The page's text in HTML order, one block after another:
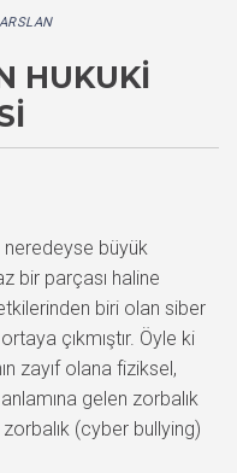
HUKUKİ
neredeyse büyük
bir parçası haline
biri olan siber
çıkmıştır. Öyle ki
zayıf olana fiziksel,
gelen zorbalık
(cyber bullying)